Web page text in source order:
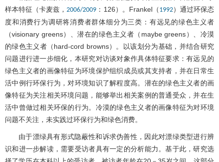
样本特征（卡麦兹， 2006/2009 ：126）。Frankel（ 1992）通过环保态
度和消费行为调研将消费者群体细分为三类：有远见的绿色主义者
（visionary greens）、潜在的绿色主义者（maybe greens）、冷漠
的绿色主义者（hard-cord browns）。以该划分为基础，并结合研究
问题进行进一步细化，本研究对访谈对象作具体特征要求：有远见的
绿色主义者的画像特征为环境保护组织成员或其支持者，并在日常生
活中例行环保行为，对环境知识了解程度高。潜在的绿色主义者的画
像特征为关注相关环境问题，能够举出相关案例的普通受众，并在生
活中曾做过相关环保的行为。冷漠的绿色主义者的画像特征为对环境
问题不关注，未实践过环保行为和绿色消费。
由于漂绿具有形式隐蔽性和诉求伪善性，因此对漂绿类型进行辨
识和进一步解读，需要受访者具有一定的分析能力。基于此，研究选